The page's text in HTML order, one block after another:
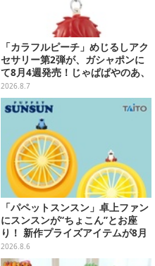
「カラフルピーチ」めじるしアク
セサリー第2弾が、ガシャポンに
て8月4週発売！じゃぱぱやのあ、
シヴァたちメンバー11名分ライン
ナップ
2026.8.7
「パペットスンスン」卓上ファン
にスンスンが“ちょこん”とお座
り！ 新作プライズアイテムが8月
下旬より展開ーオーロラストラッ
プ付きぬいぐるみも可愛い
2026.8.6